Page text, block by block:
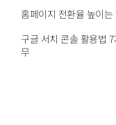
홈페이지 전환율 높이는
구글 서치 콘솔 활용법
무